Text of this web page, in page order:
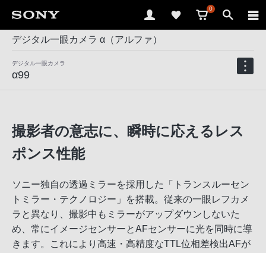
0
デジタル一眼カメラ α（アルファ）
デジタル一眼カメラ
α99
撮影者の意志に、瞬時に応えるレス
ポンス性能
ソニー独自の透過ミラーを採用した「トランスルーセン
トミラー・テクノロジー」を搭載。従来の一眼レフカメ
ラと異なり、撮影中もミラーがアップダウンしないた
め、常にイメージセンサーとAFセンサーに光を同時に導
きます。これにより高速・高精度なTTL位相差検出AFが